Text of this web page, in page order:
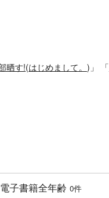
晒す!(はじめまして。 )」 「
電子書籍全年齢 0件